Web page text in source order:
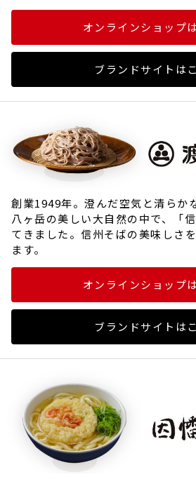
オンラインショップ
ブランドサイトは
創業1949年。澄んだ空気と清らか
八ヶ岳の美しい大自然の中で、「
てきました。信州そばの美味しさ
ます。
オンラインショップ
ブランドサイトは